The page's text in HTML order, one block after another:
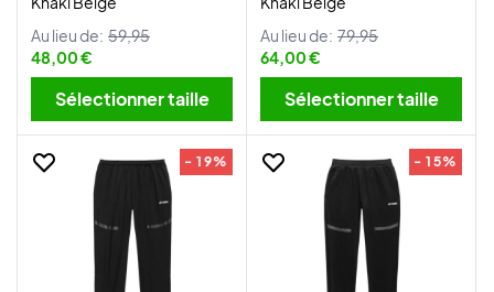
Au lieu de: 59,95
48,00 €
Sélectionner taille
Au lieu de: 79,95
64,00 €
Sélectionner taille
- 19% - 15%